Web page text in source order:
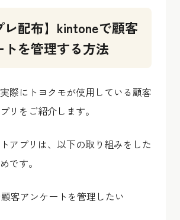
レ配布】kintoneで顧客
トを管理する方法
際にトヨクモが使用している顧客
リをご紹介します。
アプリは、以下の取り組みをした
です。
客アンケートを管理したい